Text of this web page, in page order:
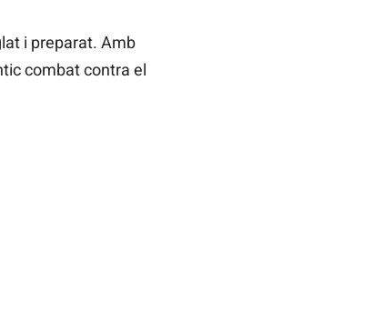
i preparat. Amb
combat contra el